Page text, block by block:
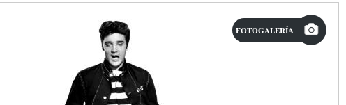
FOTOGALERÍA